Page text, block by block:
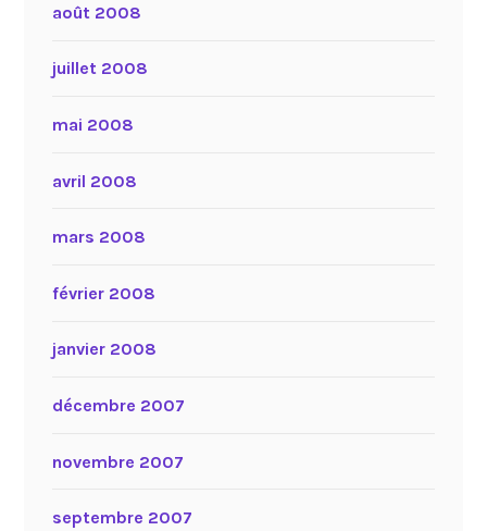
août 2008
juillet 2008
mai 2008
avril 2008
mars 2008
février 2008
janvier 2008
décembre 2007
novembre 2007
septembre 2007